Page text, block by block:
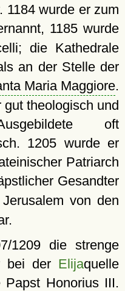
1184 wurde er zum
1185 wurde
die Kathedrale
an der Stelle der
Maria Maggiore.
theologisch und
oft
1205 wurde er
Patriarch
Gesandter
von den
1209 die strenge
bei der Elijaquelle
Papst Honorius III.